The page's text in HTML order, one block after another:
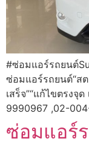
#ซ่อมแอร์รถยนต์
ซ่อมแอร์รถยนต์“สต
เสร็จ”“แก้ไขตรงจุ
9990967 ,02-
ซ่อมแอร์